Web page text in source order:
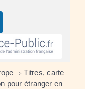
> Titres, carte
pour étranger en